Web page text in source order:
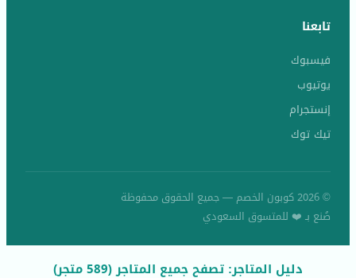
تابعنا
فيسبوك
يوتيوب
إنستجرام
تيك توك
© 2026 كوبون الخصم — جميع الحقوق محفوظة
صُنع بـ ❤️ للمتسوق السعودي
دليل المتاجر: تصفح جميع المتاجر (589 متجر)